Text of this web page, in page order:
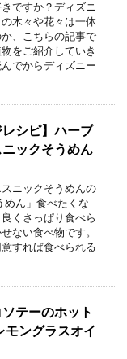
ですか？ディズニ
木々や花々は一体
、こちらの記事で
をご紹介していき
でからディズニー
レシピ】ハーブ
ックそうめん
ニックそうめんの
めん」食べたくな
くさっぱり食べら
ない食べ物です。
すれば食べられる
テーのホット
モングラスオイ